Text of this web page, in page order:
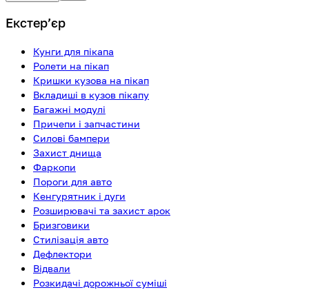
Екстерʼєр
Кунги для пікапа
Ролети на пікап
Кришки кузова на пікап
Вкладиші в кузов пікапу
Багажні модулі
Причепи і запчастини
Силові бампери
Захист днища
Фаркопи
Пороги для авто
Кенгурятник і дуги
Розширювачі та захист арок
Бризговики
Стилізація авто
Дефлектори
Відвали
Розкидачі дорожньої суміші